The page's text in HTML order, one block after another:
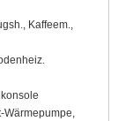
Kaffeem.,
Wärmepumpe,